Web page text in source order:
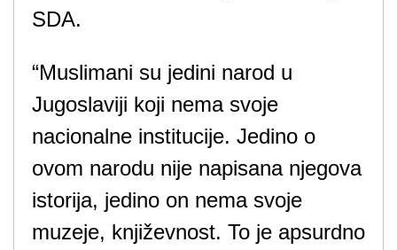
SDA.
“Muslimani su jedini narod u
Jugoslaviji koji nema svoje
nacionalne institucije. Jedino o
ovom narodu nije napisana njegova
istorija, jedino on nema svoje
muzeje, književnost. To je apsurdno